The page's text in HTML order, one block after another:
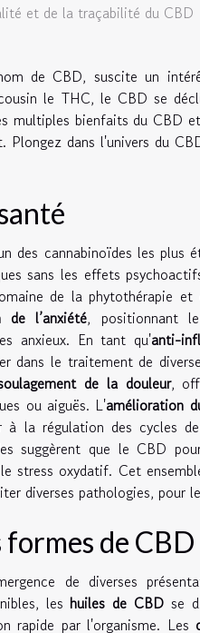
et de la traçabilité du CBD
de CBD, suscite un
le THC, le CBD se
multiples bienfaits du CBD
dans l'univers du
des cannabinoïdes les plus
sans les effets
de la phytothérapie et
de l’anxiété, positionnant
anxieux. En tant qu'anti-
dans le traitement de
de la douleur,
ou aiguës. L'amélioration
la régulation des cycles
suggèrent que le CBD
stress oxydatif. Cet
diverses pathologies, pour
de CBD
de diverses
leshuiles de CBD se
rapide par l'organisme. Les